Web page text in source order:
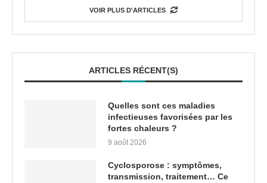
VOIR PLUS D'ARTICLES
ARTICLES RÉCENT(S)
Quelles sont ces maladies
infectieuses favorisées par les
fortes chaleurs ?
9 août 2026
Cyclosporose : symptômes,
transmission, traitement… Ce